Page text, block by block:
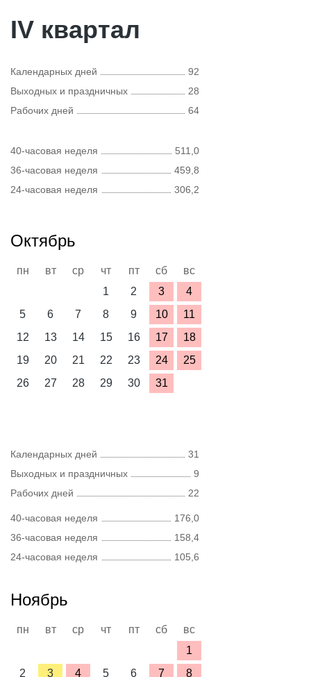
IV квартал
Календарных дней
92
Выходных и праздничных
28
Рабочих дней
64
40-часовая неделя
511,0
36-часовая неделя
459,8
24-часовая неделя
306,2
Октябрь
пн вт ср чт пт сб
вс
1
2 3
4
5
6 7 8 9 10
11
12
13 14 15 16 17
18
19
20 21 22 23 24
25
26
27 28 29 30 31
Календарных дней
31
Выходных и праздничных
9
Рабочих дней
22
40-часовая неделя
176,0
36-часовая неделя
158,4
24-часовая неделя
105,6
Ноябрь
пн вт ср чт пт сб
вс
1
2
3 4 5 6 7 8